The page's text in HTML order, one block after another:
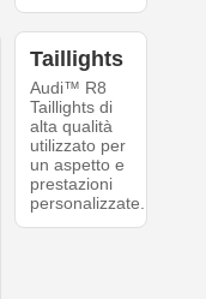
Taillights
Audi™ R8
Taillights di
alta qualità
utilizzato per
un aspetto e
prestazioni
personalizzate.